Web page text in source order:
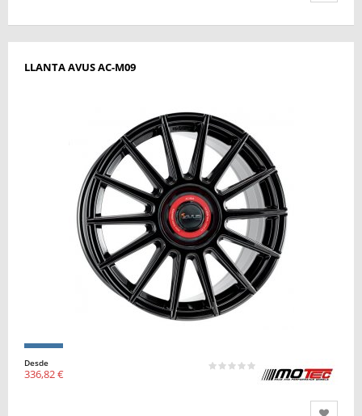
LLANTA AVUS AC-M09
Desde
336,82 €